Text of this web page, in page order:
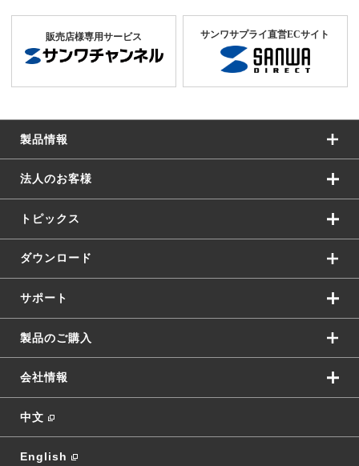
販売店様専用サービス サンワサプライ直営ECサイト
製品情報
法人のお客様
トピックス
ダウンロード
サポート
製品のご購入
会社情報
中文
English